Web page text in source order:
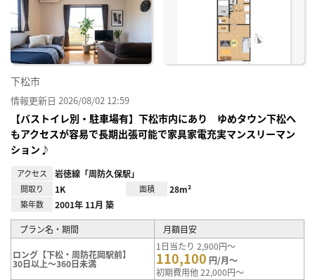
下松市
情報更新日 2026/08/02 12:59
【バストイレ別・駐車場有】下松市内にあり ゆめタウン下松へ
もアクセスが容易で長期出張可能で家具家電充実マンスリーマン
ション♪
アクセス 岩徳線「周防久保駅」
間取り 1K 面積 28m²
築年数 2001年 11月 築
プラン名・期間 月額目安
ロング【下松・周防花岡駅前】
30日以上～360日未満
1日当たり 2,900円～
110,100 円/月～
初期費用他 22,000円～